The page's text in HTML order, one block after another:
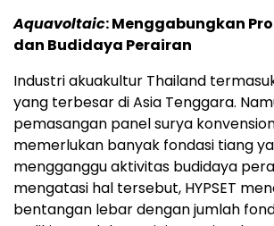
Aquavoltaic: Menggabungkan
dan Budidaya Perairan
Industri akuakultur Thailand
yang terbesar di Asia Tenggara.
pemasangan panel surya
memerlukan banyak fondasi tiang
mengganggu aktivitas budidaya
mengatasi hal tersebut, HYPSET
bentangan lebar dengan jumlah